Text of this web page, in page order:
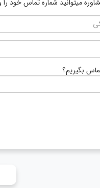
میتوانید شماره تماس خود را
بگیریم؟